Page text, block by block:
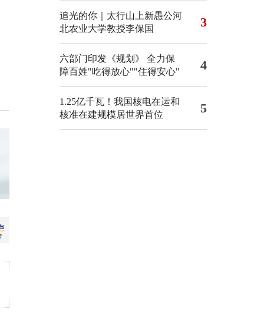
追光的你｜太行山上新愚公河
北农业大学教授李保国
3
六部门印发《规划》 全力保
障百姓"吃得放心""住得安心"
4
1.25亿千瓦！我国核电在运和
核准在建规模居世界首位
5